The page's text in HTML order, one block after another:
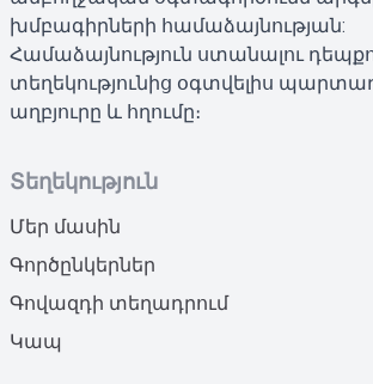
խմբագիրների համաձայնության:
Համաձայնություն ստանալու
տեղեկությունից օգտվելիս
աղբյուրը և հղումը։
Տեղեկություն
Մեր մասին
Գործընկերներ
Գովազդի տեղադրում
Կապ